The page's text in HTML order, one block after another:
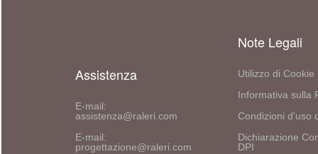
Assistenza
E-mail:
assistenza@raleri.com
E-mail:
progettazione@raleri.com
Note Legali
Utilizzo di Cookie
Informativa sulla
Condizioni d'uso
Dichiarazione
DPI